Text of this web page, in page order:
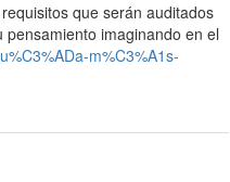
que serán auditados
imaginando en el
m%C3%A1s-